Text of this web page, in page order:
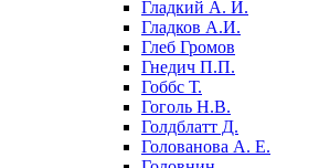
Гладкий А. И.
Гладков А.И.
Глеб Громов
Гнедич П.П.
Гоббс Т.
Гоголь Н.В.
Голдблатт Д.
Голованова А. Е.